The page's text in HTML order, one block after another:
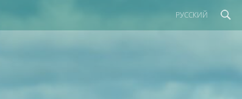
РУССКИЙ